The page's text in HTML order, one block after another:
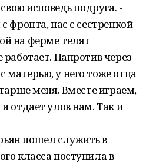
исповедь подруга. -
фронта, нас с сестренкой
на ферме телят
Напротив через
у него тоже отца
меня. Вместе играем,
отдает улов нам. Так и
пошел служить в
класса поступила в